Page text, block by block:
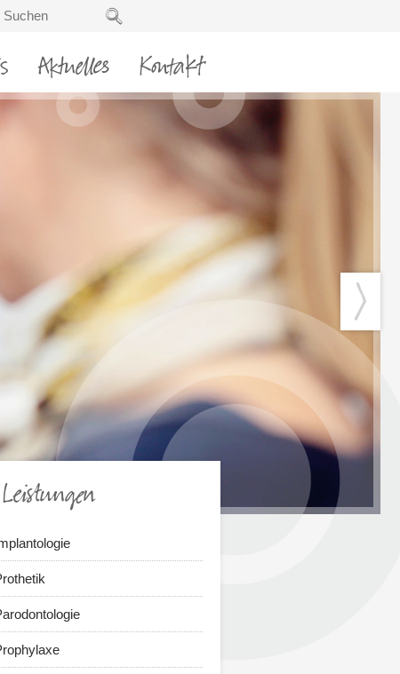
Kontakt
Aktuelles
Leistungen